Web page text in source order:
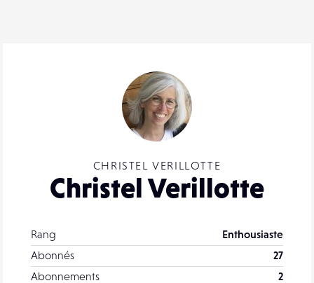
CHRISTEL VERILLOTTE
Christel Verillotte
Rang
Enthousiaste
Abonnés
27
Abonnements
2